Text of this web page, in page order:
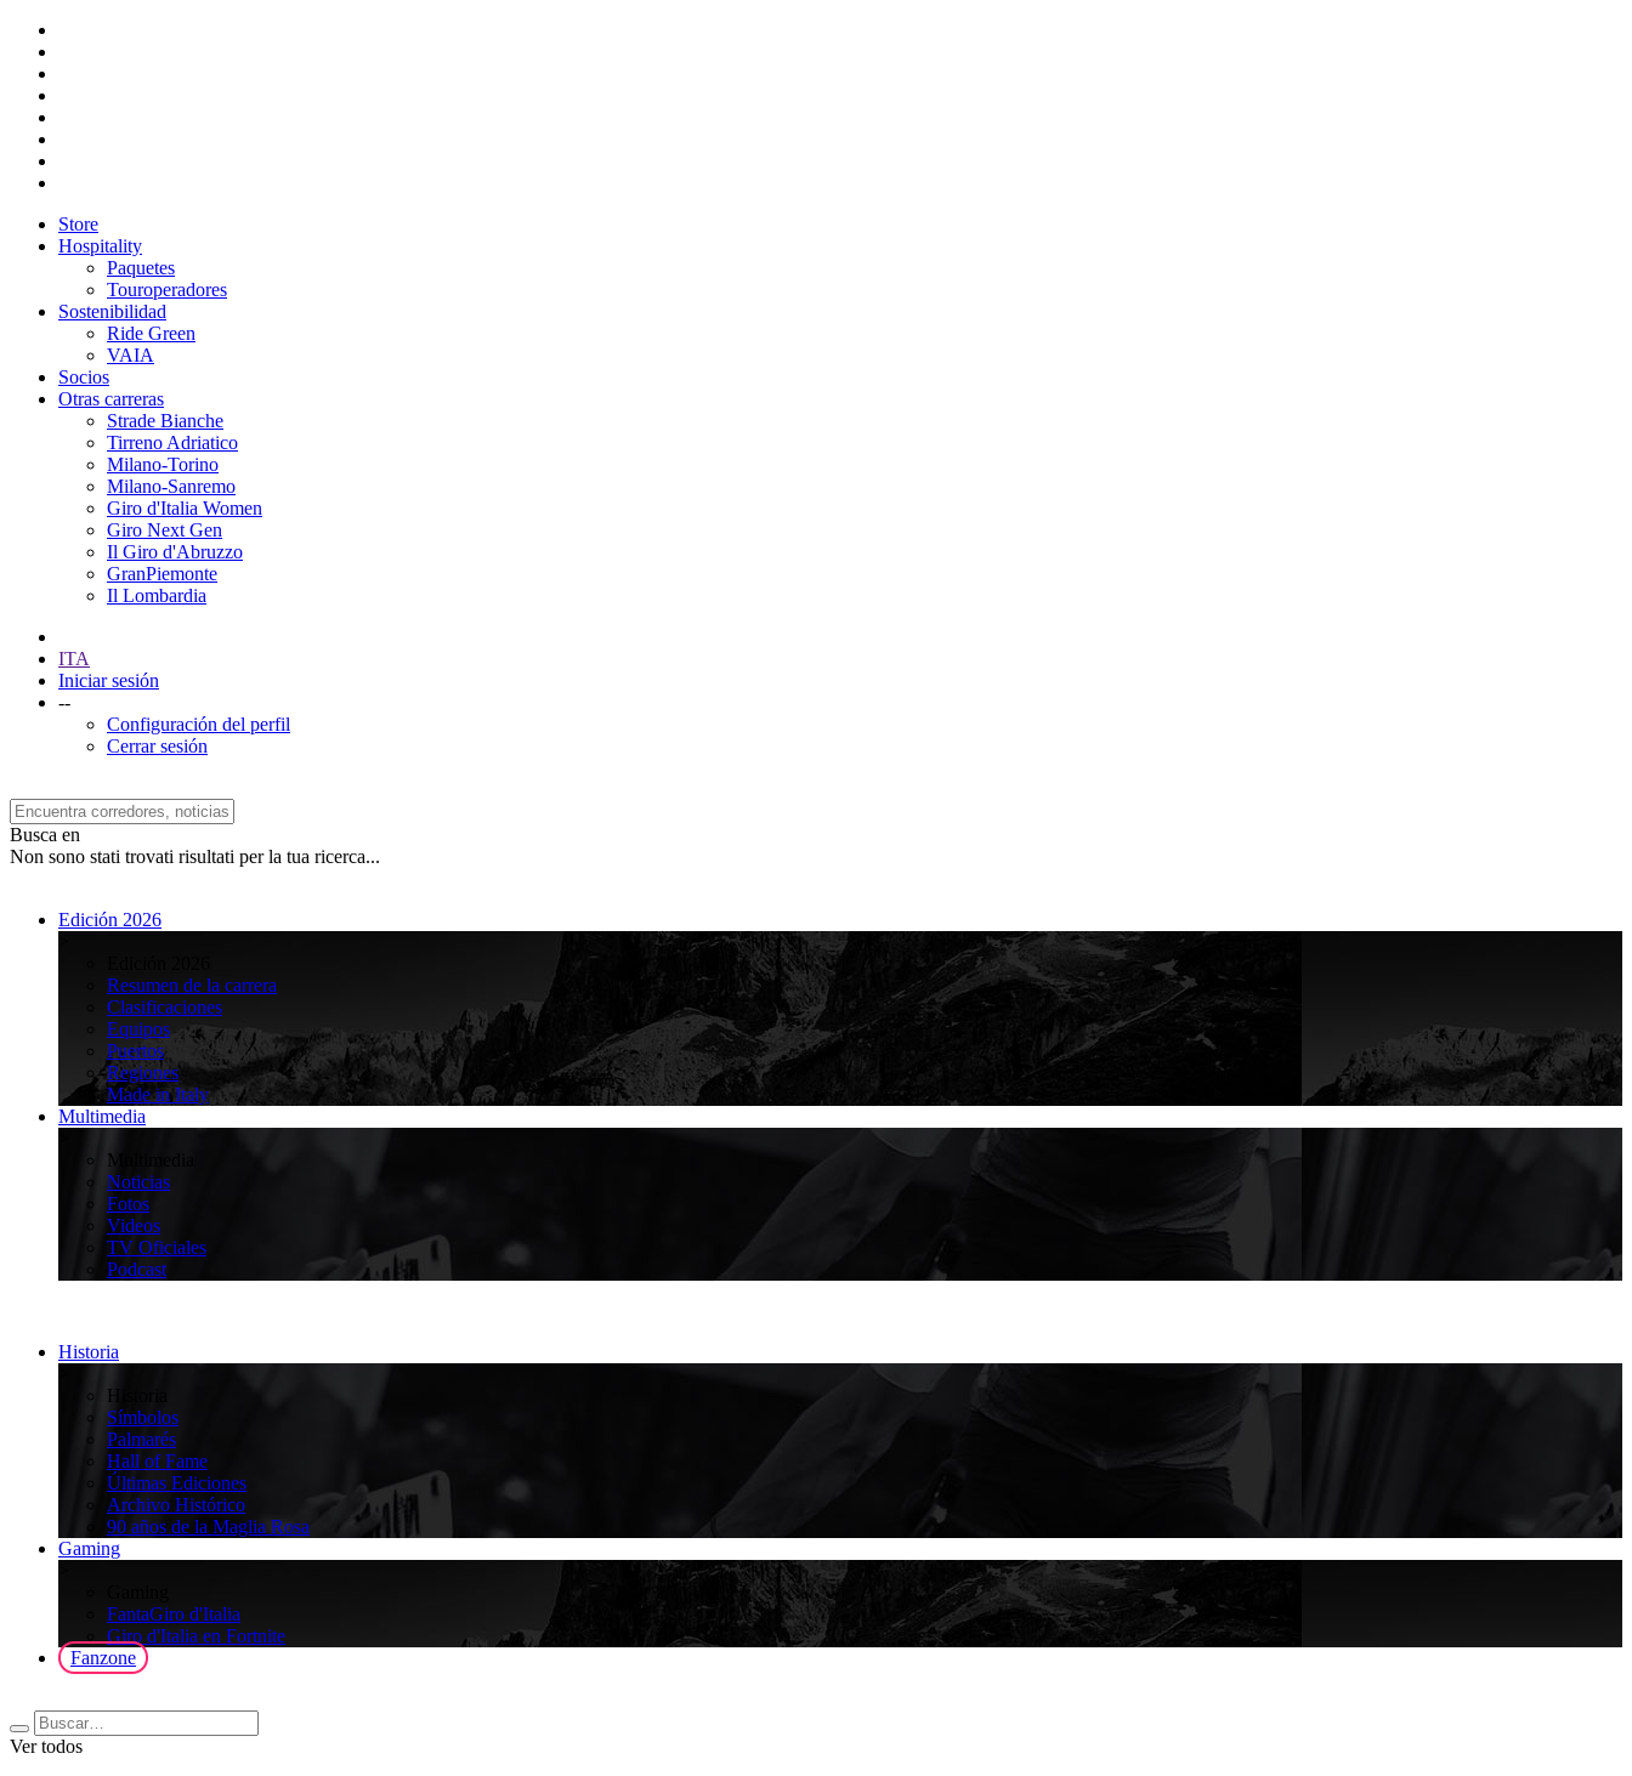
Store
Hospitality
Paquetes
Touroperadores
Sostenibilidad
Ride Green
VAIA
Socios
Otras carreras
Strade Bianche
Tirreno Adriatico
Milano-Torino
Milano-Sanremo
Giro d'Italia Women
Giro Next Gen
Il Giro d'Abruzzo
GranPiemonte
Il Lombardia
ITA
Iniciar sesión
--
Configuración del perfil
Cerrar sesión
Busca en
Non sono stati trovati risultati per la tua ricerca...
Edición 2026
Resumen de la carrera
Clasificaciones
Equipos
Puertos
Regiones
Made in Italy
Multimedia
Multimedia
Noticias
Fotos
Videos
TV Oficiales
Podcast
Historia
Historia
Símbolos
Palmarés
Hall of Fame
Últimas Ediciones
Archivo Histórico
90 años de la Maglia Rosa
Gaming
FantaGiro d'Italia
Giro d'Italia en Fortnite
Fanzone
Ver todos